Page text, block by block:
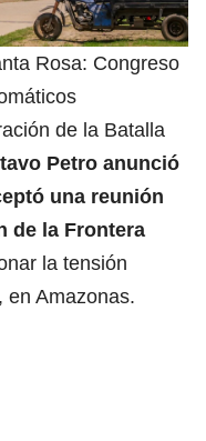
Rosa: Congreso
de la Batalla
Petro anunció
una reunión
de la Frontera
la tensión
en Amazonas.